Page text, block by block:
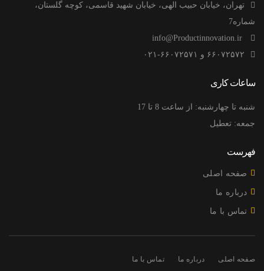
تهران، خیابان حبیب الهی، خیابان شهید قاسمی، کوچه گلستان،
شماره7
۶۶۰۷۲۵۷۲ و ۶۶۰۷۲۵۷۱-۰۲۱
ساعات کاری
شنبه تا چهارشنبه: از ساعت 8 تا 17
جمعه: تعطیل
فهرست
صفحه اصلی
درباره ما
تماس با ما
صفحه اصلی درباره ما تماس با ما